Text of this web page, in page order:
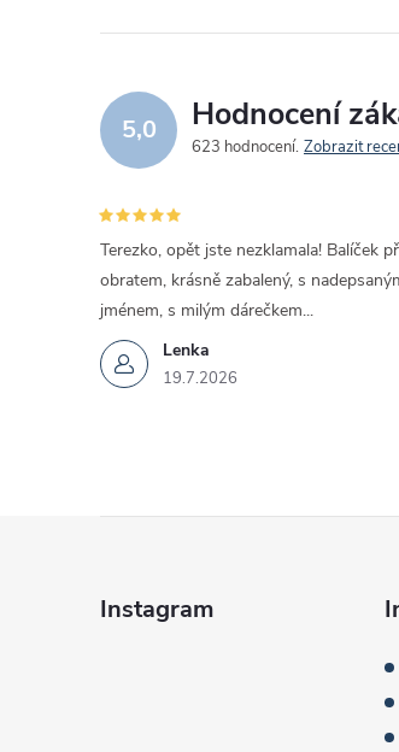
5,0 Hodnocení
623 hodnocení Zobrazit
Lenka
19.7.2026
Terezko, opět jste nezklamala! Balíček
obratem, krásně zabalený, s
jménem, s milým dárečkem...
Instagram